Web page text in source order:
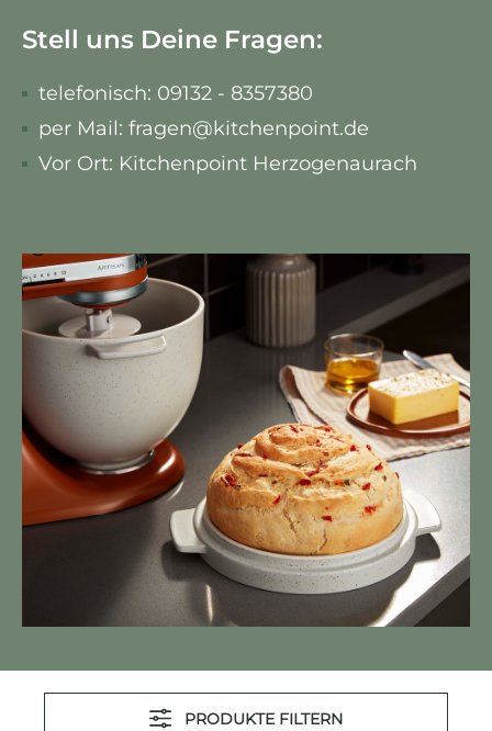
Stell uns Deine Fragen:
telefonisch: 09132 - 8357380
per Mail: fragen@kitchenpoint.de
Vor Ort: Kitchenpoint Herzogenaurach
PRODUKTE FILTERN